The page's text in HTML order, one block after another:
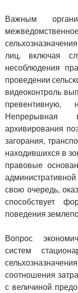
Важным
лиц, включая
несоблюдения
проведении
видеоконтроль
Непрерывная
архивирования
загорания,
находившихся в
правовые
административной
свою очередь,
способствует
поведения
Вопрос
систем
соотношения
с величиной